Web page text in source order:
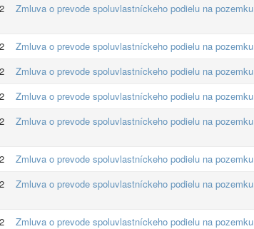
Zmluva o prevode spoluvlastníckeho podielu na pozemku
Zmluva o prevode spoluvlastníckeho podielu na pozemku
Zmluva o prevode spoluvlastníckeho podielu na pozemku
Zmluva o prevode spoluvlastníckeho podielu na pozemku
Zmluva o prevode spoluvlastníckeho podielu na pozemku
Zmluva o prevode spoluvlastníckeho podielu na pozemku
Zmluva o prevode spoluvlastníckeho podielu na pozemku
Zmluva o prevode spoluvlastníckeho podielu na pozemku